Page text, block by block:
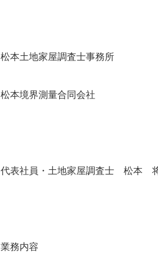
松本土地家屋調査士事務所
松本境界測量合同会社
代表社員・土地家屋調査士 松本
業務内容